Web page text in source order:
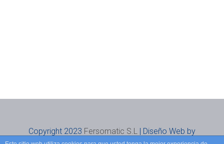
Copyright 2023 Fersomatic S.L | Diseño Web by